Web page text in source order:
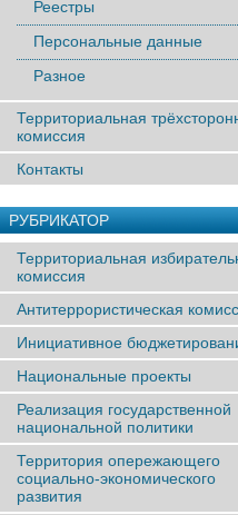
Реестры
Персональные данные
Разное
Территориальная
комиссия
Контакты
РУБРИКАТОР
Территориальная
комиссия
Антитеррористическая
Инициативное
Национальные проекты
Реализация государственной
национальной политики
Территория опережающего
социально-экономического
развития